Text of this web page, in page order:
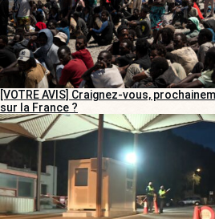
[VOTRE AVIS] Craignez-vous,
sur la France ?